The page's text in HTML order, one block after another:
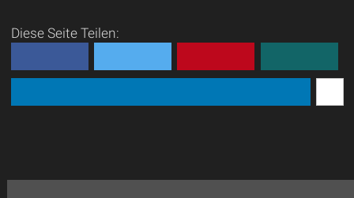
natürlich nicht, aber
komfortable und teilwe...
Diese Seite Teilen: